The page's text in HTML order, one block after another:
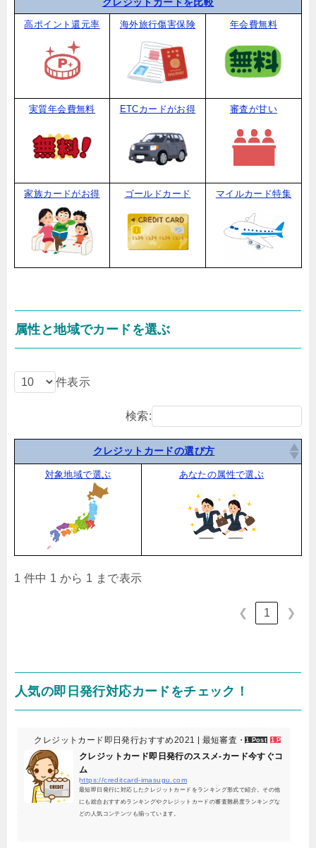
高ポイント還元率 海外旅行傷害保険 年会費無料
実質年会費無料 ETCカードがお得 審査が甘い
家族カードがお得 ゴールドカード マイルカード特集
属性と地域でカードを選ぶ
件表示
検索:
クレジットカードの選び方
対象地域で選ぶ あなたの属性で選ぶ
1 件中 1 から 1 まで表示
❮ 1 ❯
人気の即日発行対応カードをチェック！
クレジットカード即日発行おすすめ2021 | 最短審査・評判解説-カード
1 Post 1 Pocket
クレジットカード即日発行のススメ-カード今すぐコ
ム
https://creditcard-imasugu.com
最短即日発行に対応したクレジットカードをランキング形式で紹介。その他
にも総合おすすめランキングやクレジットカードの審査難易度ランキングな
どの人気コンテンツも揃っています。